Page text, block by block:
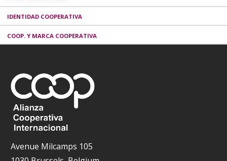
IDENTIDAD COOPERATIVA
COOP. Y MARCA COOPERATIVA
Avenue Milcamps 105